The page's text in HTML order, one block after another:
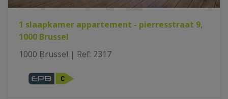
1 slaapkamer appartement - pierresstraat 9,
1000 Brussel
1000 Brussel | Ref: 2317